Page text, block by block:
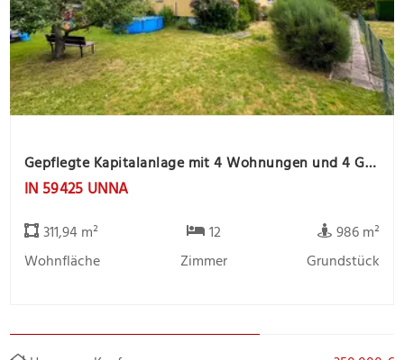
Gepflegte Kapitalanlage mit 4 Wohnungen und 4 Garagen, ruhige Lage
IN 59425 UNNA
311,94 m²
Wohnfläche
12
Zimmer
986 m²
Grundstück